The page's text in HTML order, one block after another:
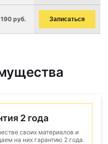
руб. Записаться
2 года
своих материалов и
на них гарантию 2 года.